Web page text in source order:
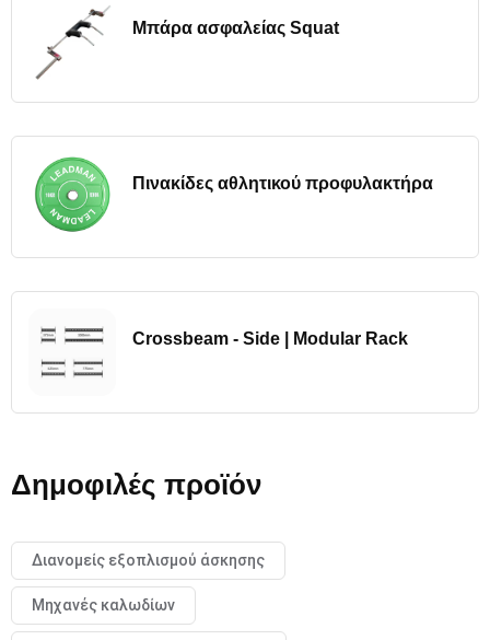
Μπάρα ασφαλείας Squat
Πινακίδες αθλητικού προφυλακτήρα
Crossbeam - Side | Modular Rack
Δημοφιλές προϊόν
Διανομείς εξοπλισμού άσκησης
Μηχανές καλωδίων